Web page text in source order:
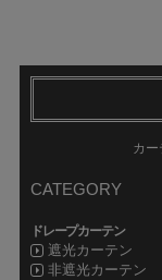
カー
CATEGORY
ドレープカーテン
遮光カーテン
非遮光カーテン